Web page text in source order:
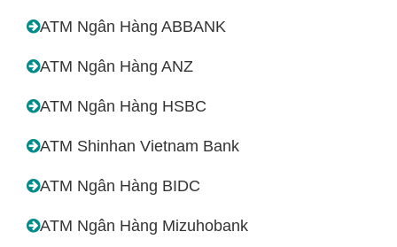
ATM Ngân Hàng ABBANK
ATM Ngân Hàng ANZ
ATM Ngân Hàng HSBC
ATM Shinhan Vietnam Bank
ATM Ngân Hàng BIDC
ATM Ngân Hàng Mizuhobank